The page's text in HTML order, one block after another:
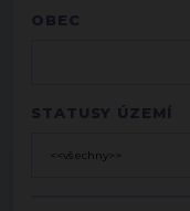
OBEC
STATUSY ÚZEMÍ